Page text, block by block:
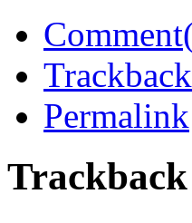
Permalink
Trackback